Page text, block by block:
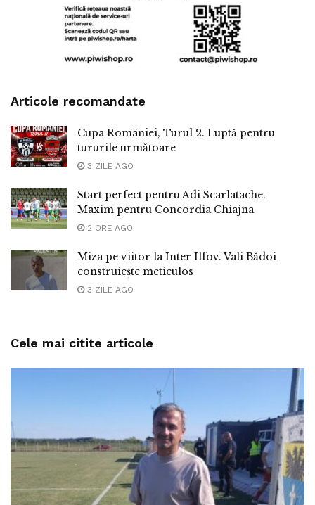
Articole recomandate
Cupa României, Turul 2. Luptă pentru
tururile următoare
3 ZILE AGO
Start perfect pentru Adi Scarlatache.
Maxim pentru Concordia Chiajna
2 ORE AGO
Miza pe viitor la Inter Ilfov. Vali Bădoi
construiește meticulos
3 ZILE AGO
Cele mai citite articole